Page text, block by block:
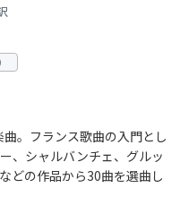
。フランス歌曲の入門とし
、シャルバンチェ、グルッ
どの作品から30曲を選曲し